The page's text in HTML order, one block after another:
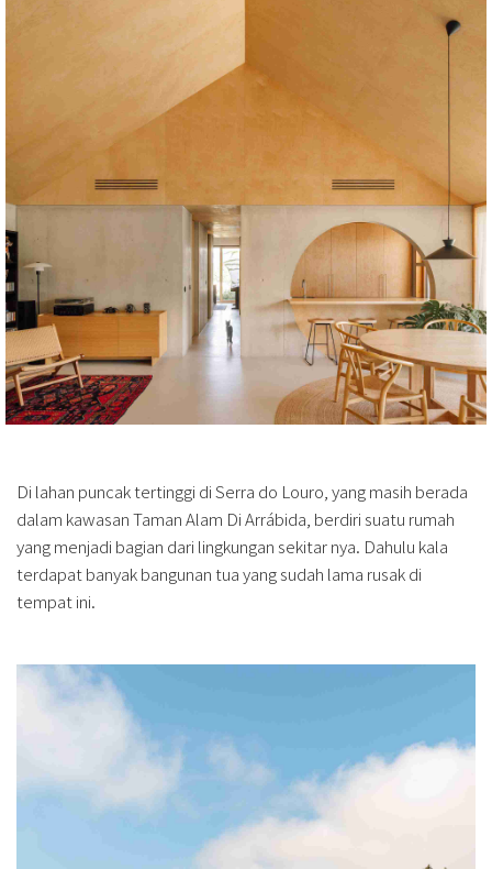
Di lahan puncak tertinggi di Serra do Louro, yang masih berada
dalam kawasan Taman Alam Di Arrábida, berdiri suatu rumah
yang menjadi bagian dari lingkungan sekitar nya. Dahulu kala
terdapat banyak bangunan tua yang sudah lama rusak di
tempat ini.